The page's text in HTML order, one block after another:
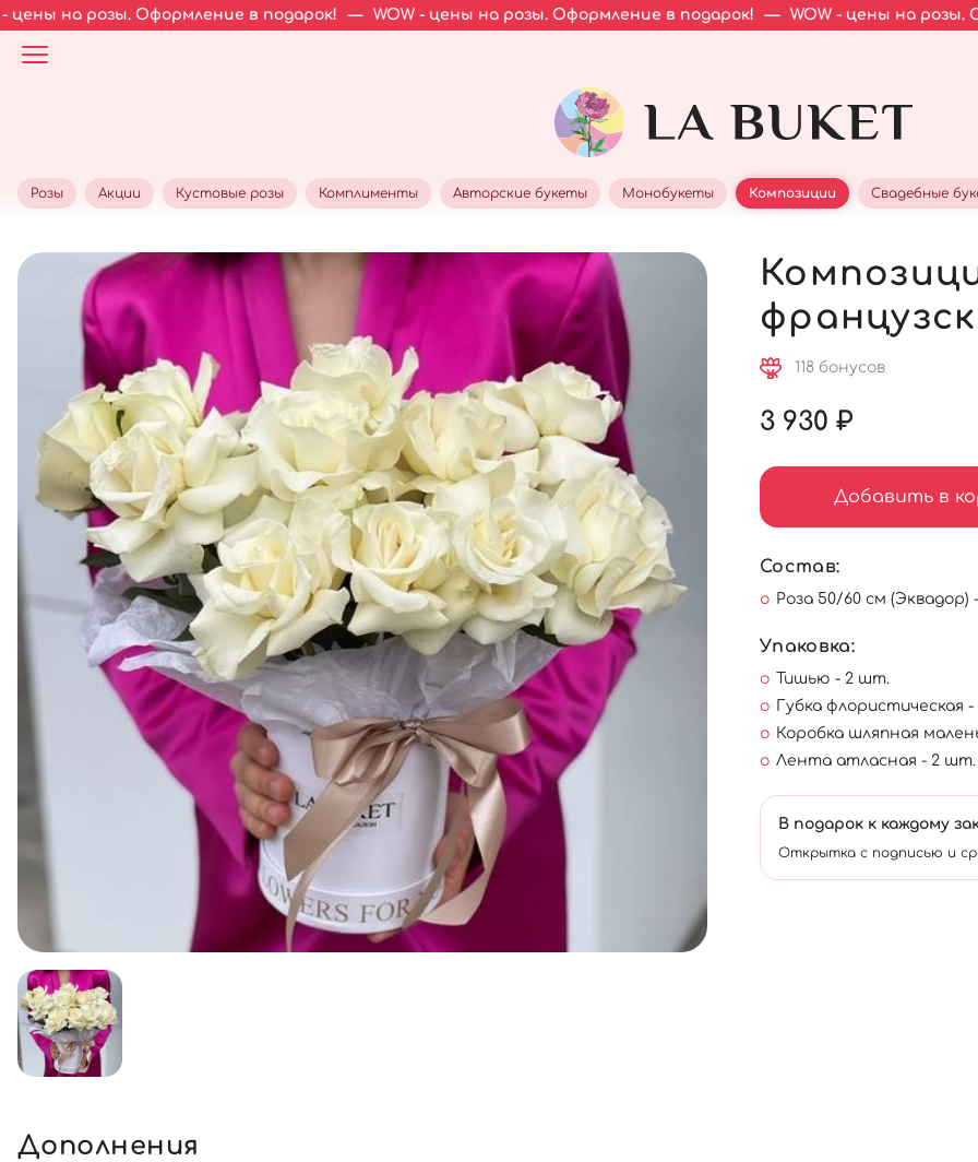
Оформление в подарок! — WOW - цены на розы. Оформление в подарок! — WOW - цены на розы.
Розы Акции Кустовые розы Комплименты Авторские букеты Монобукеты Композиции Свадебные
118 бонусов
3 930 ₽
Добавить в
Состав:
Роза 50/60 см (Эквадор)
Упаковка:
Тишью - 2 шт.
Губка флористическая
Коробка шляпная
Лента атласная - 2 шт.
В подарок к каждому
Открытка с подписью и
Дополнения